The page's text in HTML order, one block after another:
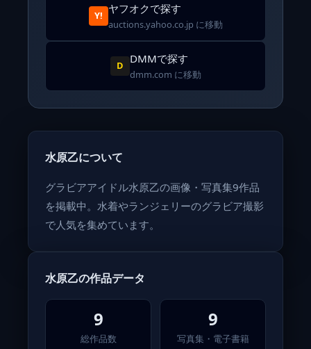
Y!
ヤフオクで探す
auctions.yahoo.co.jp に移動
D
DMMで探す
dmm.com に移動
水原乙について
グラビアアイドル水原乙の画像・写真集9作品
を掲載中。水着やランジェリーのグラビア撮影
で人気を集めています。
水原乙の作品データ
9
総作品数
9
写真集・電子書籍